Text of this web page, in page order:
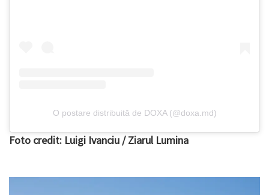
O postare distribuită de DOXA (@doxa.md)
Foto credit: Luigi Ivanciu / Ziarul Lumina